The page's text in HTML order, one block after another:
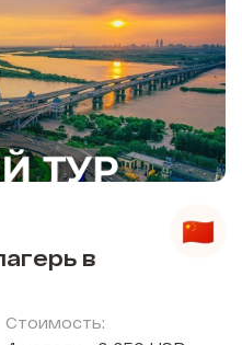
в
Стоимость: